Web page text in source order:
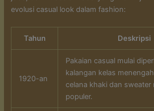
evolusi casual look dalam fashion:
Tahun Deskripsi
1920-an
Pakaian casual mulai
kalangan kelas
celana khaki dan sweater
populer.